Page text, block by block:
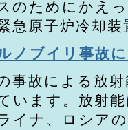
のためにかえ
急原子炉冷却
ノブイリ事故
事故による放射
います。放射
イナ、ロシア